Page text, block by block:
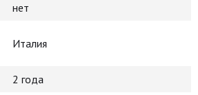
нет
Италия
2 года